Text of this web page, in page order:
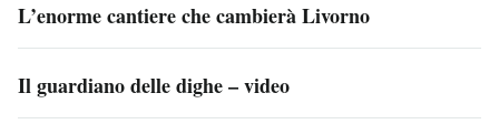
L’enorme cantiere che cambierà Livorno
Il guardiano delle dighe – video